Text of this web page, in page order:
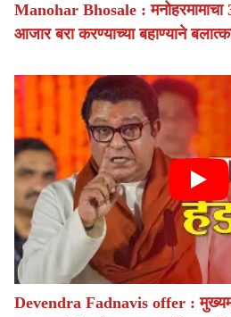
Manohar Bhosale : मनोहरमामाचा
आजार बरा करण्याच्या बहाण्याने
Devendra Fadnavis offer :